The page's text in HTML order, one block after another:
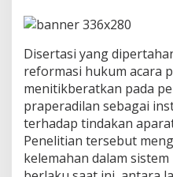
a
s
a
r
D
o
r
o
n
Disertasi yang
reformasi hukum acara
menitikberatkan pada
praperadilan sebagai
terhadap tindakan
Penelitian tersebut
kelemahan dalam